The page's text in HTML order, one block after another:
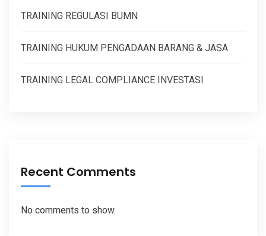
TRAINING REGULASI BUMN
TRAINING HUKUM PENGADAAN BARANG & JASA
TRAINING LEGAL COMPLIANCE INVESTASI
Recent Comments
No comments to show.